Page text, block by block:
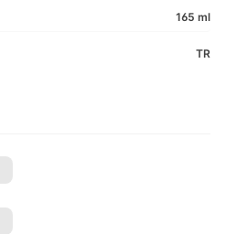
165 ml
TR